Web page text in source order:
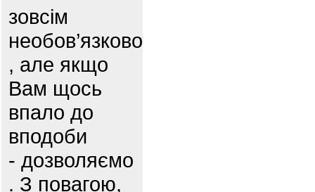
зовсім
необов’язково
, але якщо
Вам щось
впало до
вподоби
- дозволяємо
. З повагою,